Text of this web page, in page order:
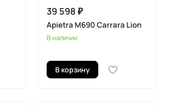
39 598 ₽
Apietra M690 Carrara Lion
В наличии
В корзину